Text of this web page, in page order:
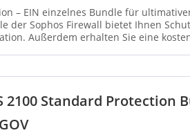
EIN einzelnes Bundle für ultimativen Schutz
der Sophos Firewall bietet Ihnen
Außerdem erhalten Sie eine
2100 Standard Protection